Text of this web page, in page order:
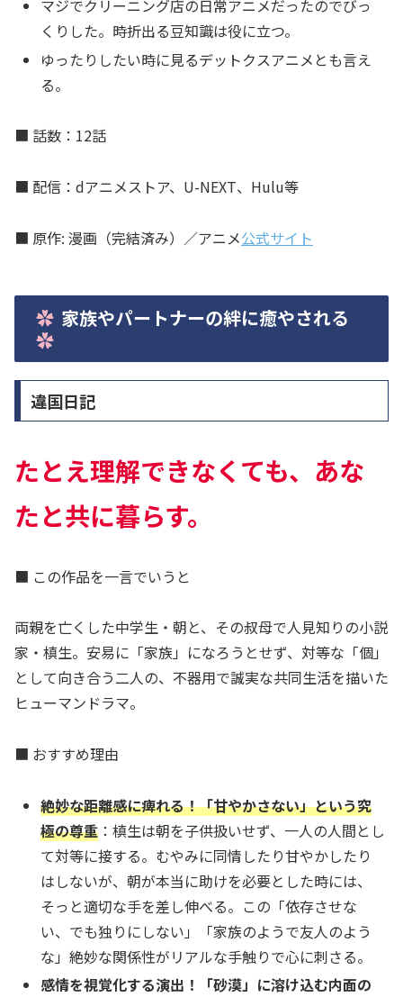
マジでクリーニング店の日常アニメだったのでびっ
くりした。時折出る豆知識は役に立つ。
ゆったりしたい時に見るデットクスアニメとも言え
る。
■ 話数：12話
■ 配信：dアニメストア、U-NEXT、Hulu等
■ 原作: 漫画（完結済み）／アニメ公式サイト
家族やパートナーの絆に癒やされる
違国日記
たとえ理解できなくても、あな
たと共に暮らす。
■ この作品を一言でいうと
両親を亡くした中学生・朝と、その叔母で人見知りの小説
家・槙生。安易に「家族」になろうとせず、対等な「個」
として向き合う二人の、不器用で誠実な共同生活を描いた
ヒューマンドラマ。
■ おすすめ理由
絶妙な距離感に痺れる！「甘やかさない」という究
極の尊重 ：槙生は朝を子供扱いせず、一人の人間とし
て対等に接する。むやみに同情したり甘やかしたり
はしないが、朝が本当に助けを必要とした時には、
そっと適切な手を差し伸べる。この「依存させな
い、でも独りにしない」「家族のようで友人のよう
な」絶妙な関係性がリアルな手触りで心に刺さる。
感情を視覚化する演出！「砂漠」に溶け込む内面の